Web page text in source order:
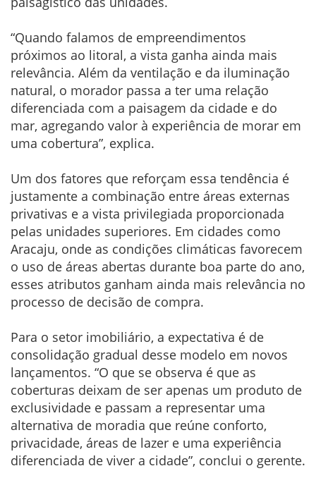
“Quando falamos de empreendimentos
próximos ao litoral, a vista ganha ainda mais
relevância. Além da ventilação e da iluminação
natural, o morador passa a ter uma relação
diferenciada com a paisagem da cidade e do
mar, agregando valor à experiência de morar em
uma cobertura”, explica.
Um dos fatores que reforçam essa tendência é
justamente a combinação entre áreas externas
privativas e a vista privilegiada proporcionada
pelas unidades superiores. Em cidades como
Aracaju, onde as condições climáticas favorecem
o uso de áreas abertas durante boa parte do ano,
esses atributos ganham ainda mais relevância no
processo de decisão de compra.
Para o setor imobiliário, a expectativa é de
consolidação gradual desse modelo em novos
lançamentos. “O que se observa é que as
coberturas deixam de ser apenas um produto de
exclusividade e passam a representar uma
alternativa de moradia que reúne conforto,
privacidade, áreas de lazer e uma experiência
diferenciada de viver a cidade”, conclui o gerente.